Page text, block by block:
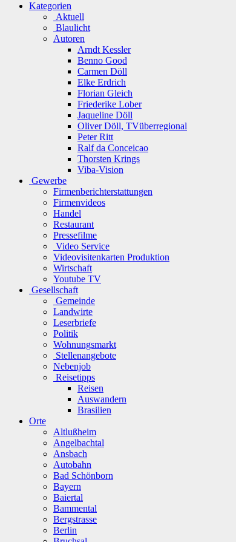
Kategorien
Aktuell
Blaulicht
Autoren
Arndt Kessler
Benno Good
Carmen Döll
Elke Erdrich
Florian Gleich
Friederike Lober
Jaqueline Döll
Oliver Döll, TVüberregional
Peter Ritt
Ralf da Conceicao
Thorsten Krings
Viba-Vision
Gewerbe
Firmenberichterstattungen
Firmenvideos
Handel
Restaurant
Pressefilme
Video Service
Videovisitenkarten Produktion
Wirtschaft
Youtube TV
Gesellschaft
Gemeinde
Landwirte
Leserbriefe
Politik
Wohnungsmarkt
Stellenangebote
Nebenjob
Reisetipps
Reisen
Auswandern
Brasilien
Orte
Altlußheim
Angelbachtal
Ansbach
Autobahn
Bad Schönborn
Bayern
Baiertal
Bammental
Bergstrasse
Berlin